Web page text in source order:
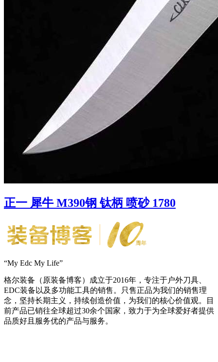
正一 犀牛 M390钢 钛柄 喷砂 1780
“My Edc My Life”
格尔装备（原装备博客）成立于2016年，专注于户外刀具、
EDC装备以及多功能工具的销售。只售正品为我们的销售理
念，坚持长期主义，持续创造价值，为我们的核心价值观。目
前产品已销往全球超过30余个国家，致力于为全球爱好者提供
品质好且服务优的产品与服务。